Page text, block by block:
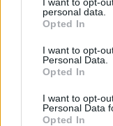
personal data.
Opted In
I want to opt-
Personal Data.
Opted In
I want to opt-
Personal Data
Opted In